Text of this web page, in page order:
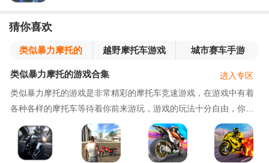
猜你喜欢
类似暴力摩托的
游戏合集
越野摩托车游戏 城市赛车手游
类似暴力摩托的游戏合集
类似暴力摩托的游戏是非常精彩的摩托车竞速游戏，在游戏中有着
各种各样的摩托车等待着你前来游玩，游戏的玩法十分自由，你可
以和其他的驾驶者相互攻击，玩起来十分解压，快
进入专区